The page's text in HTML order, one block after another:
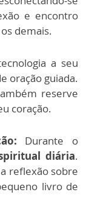
e encontro
demais.
a seu
oração guiada.
reserve
coração.
Durante o
diária.
reflexão sobre
livro de